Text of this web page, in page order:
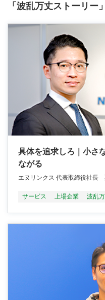
「波乱万丈ストーリー
具体を追求しろ｜小さ
ながる
エヌリンクス 代表取締役社長
サービス 上場企業 波乱